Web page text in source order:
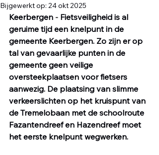
Bijgewerkt op: 24 okt 2025
Keerbergen - Fietsveiligheid is al
geruime tijd een knelpunt in de
gemeente Keerbergen. Zo zijn er op
tal van gevaarlijke punten in de
gemeente geen veilige
oversteekplaatsen voor fietsers
aanwezig. De plaatsing van slimme
verkeerslichten op het kruispunt van
de Tremelobaan met de schoolroute
Fazantendreef en Hazendreef moet
het eerste knelpunt wegwerken.